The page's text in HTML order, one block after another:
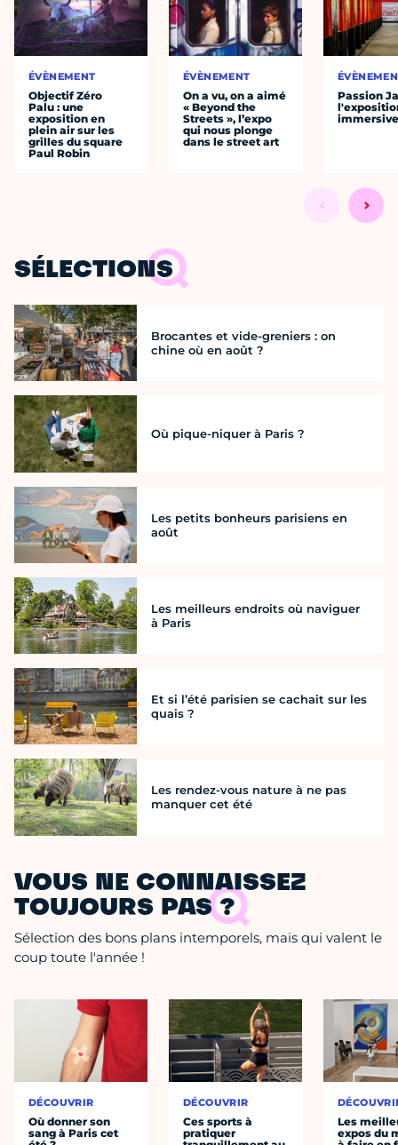
ÉVÈNEMENT
Objectif Zéro
Palu : une
exposition en
plein air sur les
grilles du square
Paul Robin
ÉVÈNEMENT
On a vu, on a aimé
« Beyond the
Streets », l’expo
qui nous plonge
dans le street art
Passion
SÉLECTIONS
Brocantes et vide-greniers : on
chine où en août ?
Où pique-niquer à Paris ?
Les petits bonheurs parisiens en
août
Les meilleurs endroits où naviguer
à Paris
Et si l’été parisien se cachait sur les
quais ?
Les rendez-vous nature à ne pas
manquer cet été
VOUS NE CONNAISSEZ
TOUJOURS PAS ?
Sélection des bons plans intemporels, mais qui valent le
coup toute l'année !
DÉCOUVRIR
Où donner son
sang à Paris cet
DÉCOUVRIR
Ces sports à
pratiquer
Les
expos du